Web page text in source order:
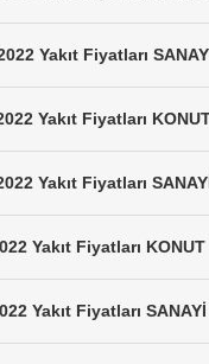
Yakıt Fiyatları
Yakıt Fiyatları
Yakıt Fiyatları
Yakıt Fiyatları KONUT
Yakıt Fiyatları SANAYİ